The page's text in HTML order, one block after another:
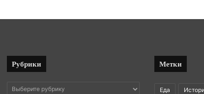
Рубрики
Рубрики
Метки
Еда